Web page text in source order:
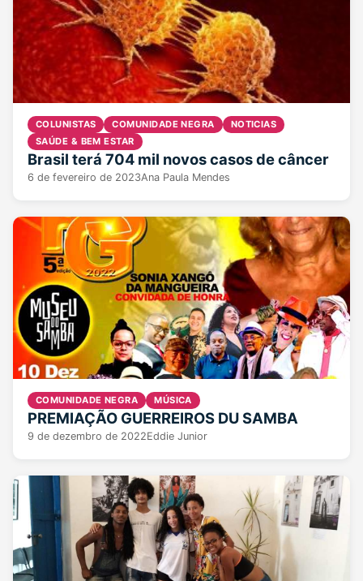
COLUNISTAS COMUNIDADE NEGRA
NOTICIAS
SAÚDE & BEM ESTAR
Brasil terá 704 mil novos casos de câncer
6 de fevereiro de 2023Ana Paula Mendes
COMUNIDADE NEGRA MÚSICA
PREMIAÇÃO GUERREIROS DU SAMBA
9 de dezembro de 2022Eddie Junior